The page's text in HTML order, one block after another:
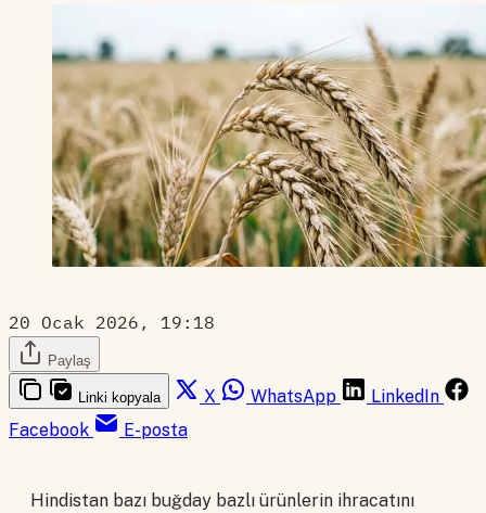
20 Ocak 2026, 19:18
Paylaş
Linki kopyala X WhatsApp
LinkedIn
Facebook
E-posta
Hindistan bazı buğday bazlı ürünlerin ihracatını